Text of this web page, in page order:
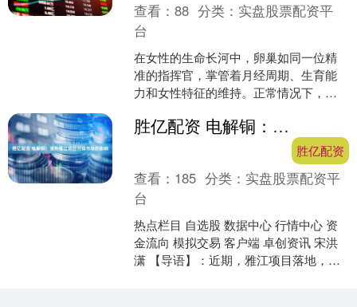
查看：88 分类： 实盘股票配资平
台
在女性的生命长河中，卵巢如同一位精
准的指挥官，掌管着月经周期、生育能
力和女性特征的维持。正常情况下，这
这就是我们常说的....
胜亿配资 电解铜：浅析雅江项目对铜市场的影响
胜亿配资
查看： 185 分类： 实盘股票配资平
台
热点栏目 自选股 数据中心 行情中心 资
金流向 模拟交易 客户端 卓创资讯 宋洪
潇 【导语】：近期，雅江项目落地，雅